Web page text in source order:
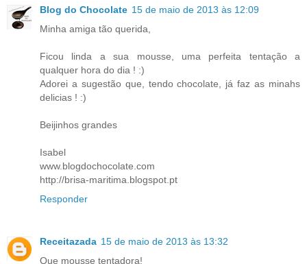
Blog do Chocolate 15 de maio de 2013 às 12:09
Minha amiga tão querida,
Ficou linda a sua mousse, uma perfeita tentação a
qualquer hora do dia ! :)
Adorei a sugestão que, tendo chocolate, já faz as minahs
delicias ! :)
Beijinhos grandes
Isabel
www.blogdochocolate.com
http://brisa-maritima.blogspot.pt
Responder
Receitazada 15 de maio de 2013 às 13:32
Que mousse tentadora!